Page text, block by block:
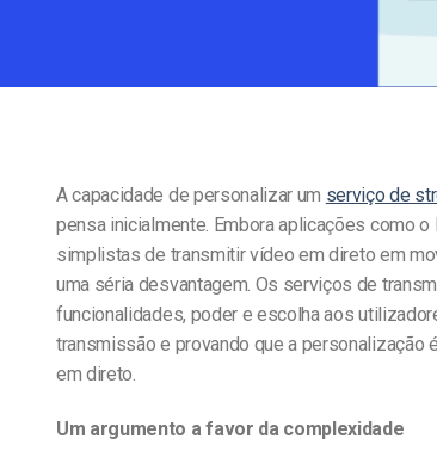
A capacidade de personalizar um serviço de
pensa inicialmente. Embora aplicações como
simplistas de transmitir vídeo em direto em
uma séria desvantagem. Os serviços de
funcionalidades, poder e escolha aos
transmissão e provando que a personalização
em direto.
Um argumento a favor da complexidade